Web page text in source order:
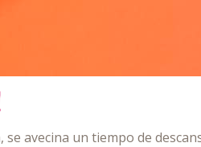
avecina un tiempo de